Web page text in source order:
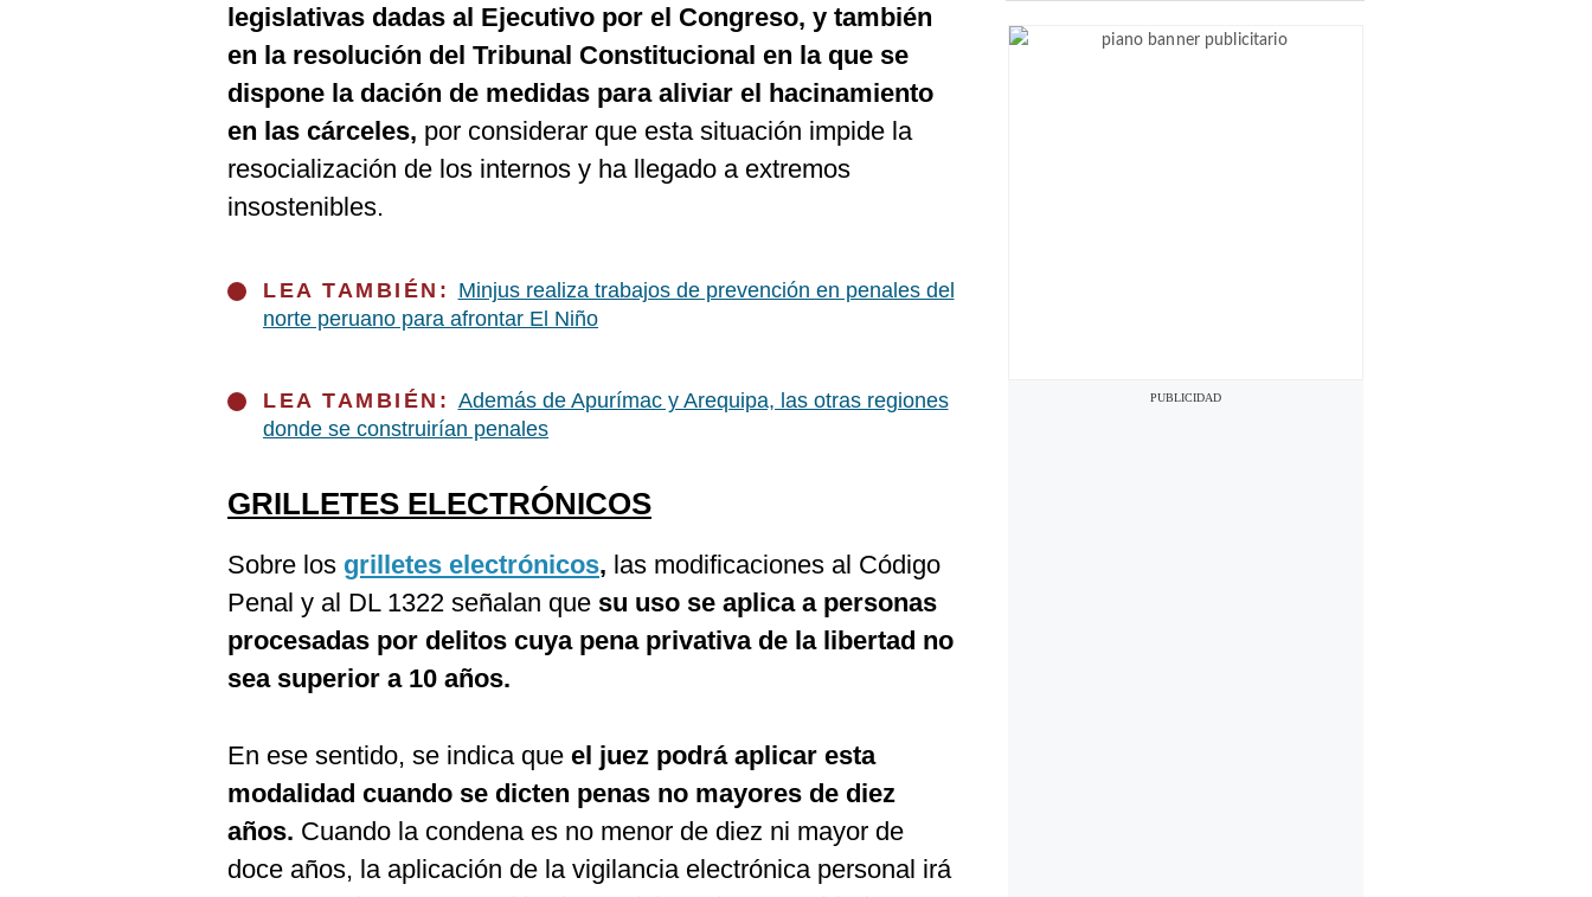
legislativas dadas al Ejecutivo por el Congreso, y también
en la resolución del Tribunal Constitucional en la que se
dispone la dación de medidas para aliviar el hacinamiento
en las cárceles, por considerar que esta situación impide la
resocialización de los internos y ha llegado a extremos
insostenibles.
LEA TAMBIÉN: Minjus realiza trabajos de prevención en penales del
norte peruano para afrontar El Niño
LEA TAMBIÉN: Además de Apurímac y Arequipa, las otras regiones
donde se construirían penales
GRILLETES ELECTRÓNICOS
Sobre los grilletes electrónicos, las modificaciones al Código
Penal y al DL 1322 señalan que su uso se aplica a personas
procesadas por delitos cuya pena privativa de la libertad no
sea superior a 10 años.
En ese sentido, se indica que el juez podrá aplicar esta
modalidad cuando se dicten penas no mayores de diez
años. Cuando la condena es no menor de diez ni mayor de
doce años, la aplicación de la vigilancia electrónica personal irá